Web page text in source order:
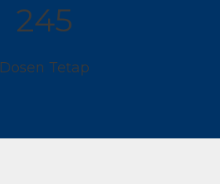
245
Dosen Tetap